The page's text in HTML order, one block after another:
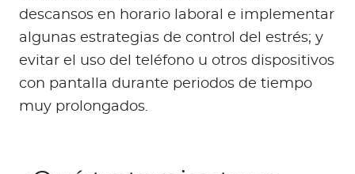
descansos en horario laboral e implementar
algunas estrategias de control del estrés; y
evitar el uso del teléfono u otros dispositivos
con pantalla durante periodos de tiempo
muy prolongados.